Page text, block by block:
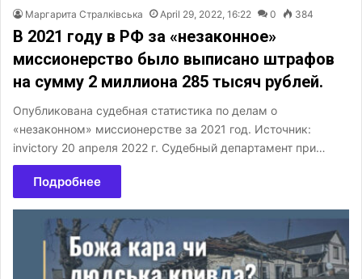
Маргарита Стралківська April 29, 2022, 16:22 0 384
В 2021 году в РФ за «незаконное»
миссионерство было выписано штрафов
на сумму 2 миллиона 285 тысяч рублей.
Опубликована судебная статистика по делам о
«незаконном» миссионерстве за 2021 год. Источник:
invictory 20 апреля 2022 г. Судебный департамент при…
Подробнее